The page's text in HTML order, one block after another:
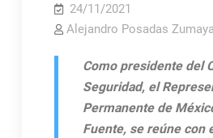
24/11/2021
Alejandro Posadas Zumaya
Como presidente del
Seguridad, el
Permanente de
Fuente, se reúne con